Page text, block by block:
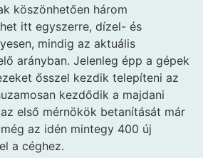
köszönhetően három
itt egyszerre, dízel- és
mindig az aktuális
arányban. Jelenleg épp a gépek
ősszel kezdik telepíteni az
kezdődik a majdani
első mérnökök betanítását már
az idén mintegy 400 új
a céghez.